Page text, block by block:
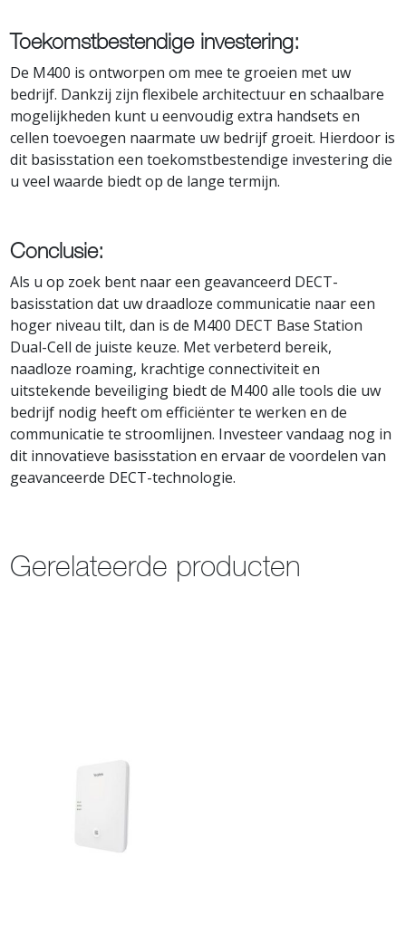
Toekomstbestendige investering:
De M400 is ontworpen om mee te groeien met uw
bedrijf. Dankzij zijn flexibele architectuur en schaalbare
mogelijkheden kunt u eenvoudig extra handsets en
cellen toevoegen naarmate uw bedrijf groeit. Hierdoor is
dit basisstation een toekomstbestendige investering die
u veel waarde biedt op de lange termijn.
Conclusie:
Als u op zoek bent naar een geavanceerd DECT-
basisstation dat uw draadloze communicatie naar een
hoger niveau tilt, dan is de M400 DECT Base Station
Dual-Cell de juiste keuze. Met verbeterd bereik,
naadloze roaming, krachtige connectiviteit en
uitstekende beveiliging biedt de M400 alle tools die uw
bedrijf nodig heeft om efficiënter te werken en de
communicatie te stroomlijnen. Investeer vandaag nog in
dit innovatieve basisstation en ervaar de voordelen van
geavanceerde DECT-technologie.
Gerelateerde producten